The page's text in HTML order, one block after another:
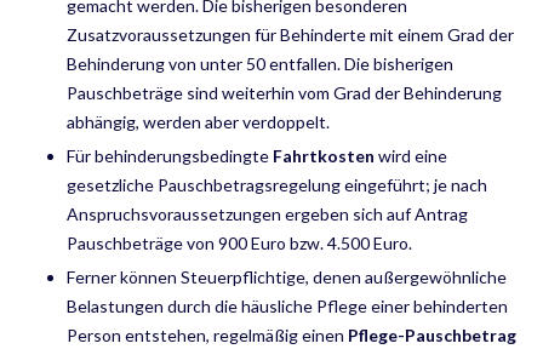
gemacht werden. Die bisherigen besonderen
Zusatzvoraussetzungen für Behinderte mit einem Grad der
Behinderung von unter 50 entfallen. Die bisherigen
Pauschbeträge sind weiterhin vom Grad der Behinderung
abhängig, werden aber verdoppelt.
Für behinderungsbedingte Fahrtkosten wird eine
gesetzliche Pauschbetragsregelung eingeführt; je nach
Anspruchsvoraussetzungen ergeben sich auf Antrag
Pauschbeträge von 900 Euro bzw. 4.500 Euro.
Ferner können Steuerpflichtige, denen außergewöhnliche
Belastungen durch die häusliche Pflege einer behinderten
Person entstehen, regelmäßig einen Pflege-Pauschbetrag